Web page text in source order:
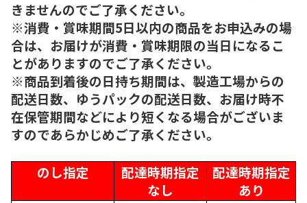
きませんのでご了承ください。
※消費・賞味期間5日以内の商品をお申込みの場
合は、お届けが消費・賞味期限の当日になるこ
とがありますのでご了承ください。
※商品到着後の日持ち期間は、製造工場からの
配送日数、ゆうパックの配送日数、お届け時不
在保管期間などにより短くなる場合がございま
すのであらかじめご了承ください。
のし指定
配達時期指定
なし
配達時期指定
あり